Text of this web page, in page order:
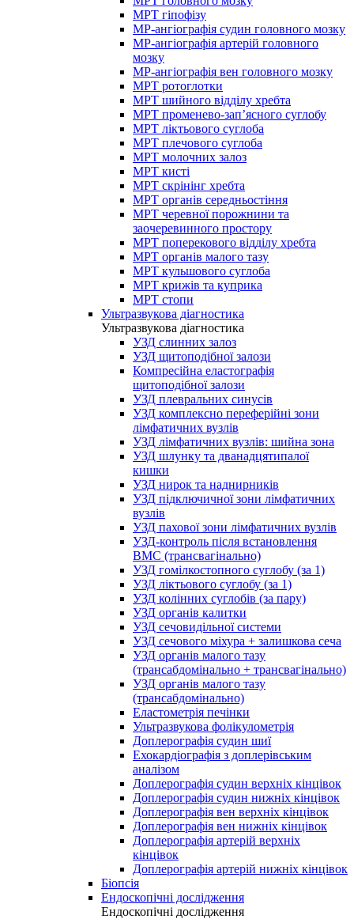
МРТ гіпофізу
МР-ангіографія судин головного мозку
МР-ангіографія артерій головного
мозку
МР-ангіографія вен головного мозку
МРТ ротоглотки
МРТ шийного відділу хребта
МРТ променево-зап’ясного суглобу
МРТ ліктьового суглоба
МРТ плечового суглоба
МРТ молочних залоз
МРТ кисті
МРТ скрінінг хребта
МРТ органів середньостіння
МРТ черевної порожнини та
заочеревинного простору
МРТ поперекового відділу хребта
МРТ органів малого тазу
МРТ кульшового суглоба
МРТ крижів та куприка
МРТ стопи
Ультразвукова діагностика
Ультразвукова діагностика
УЗД слинних залоз
УЗД щитоподібної залози
Компресійна еластографія
щитоподібної залози
УЗД плевральних синусів
УЗД комплексно переферійні зони
лімфатичних вузлів
УЗД лімфатичних вузлів: шийна зона
УЗД шлунку та дванадцятипалої
кишки
УЗД нирок та наднирників
УЗД підключичної зони лімфатичних
вузлів
УЗД пахової зони лімфатичних вузлів
УЗД-контроль після встановлення
ВМС (трансвагінально)
УЗД гомілкостопного суглобу (за 1)
УЗД ліктьового суглобу (за 1)
УЗД колінних суглобів (за пару)
УЗД органів калитки
УЗД сечовидільної системи
УЗД сечового міхура + залишкова сеча
УЗД органів малого тазу
(трансабдомінально + трансвагінально)
УЗД органів малого тазу
(трансабдомінально)
Еластометрія печінки
Ультразвукова фолікулометрія
Доплерографія судин шиї
Ехокардіографія з доплерівським
аналізом
Доплерографія судин верхніх кінцівок
Доплерографія судин нижніх кінцівок
Доплерографія вен верхніх кінцівок
Доплерографія вен нижніх кінцівок
Доплерографія артерій верхніх
кінцівок
Доплерографія артерій нижніх кінцівок
Біопсія
Ендоскопічні дослідження
Ендоскопічні дослідження